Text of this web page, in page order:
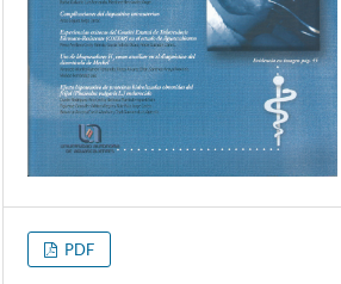
PDF